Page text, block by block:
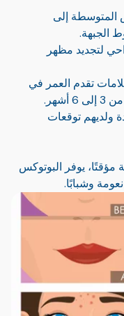
المتوسطة إلى
الجبهة.
لتجديد مظهر
تقدم العمر في
ولديهم توقعات
يوفر البوتوكس
وشبابًا.